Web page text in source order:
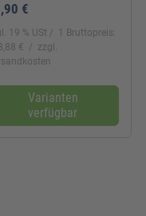
€
19 % USt
1 Bruttopreis:
€
zzgl.
Varianten
verfügbar